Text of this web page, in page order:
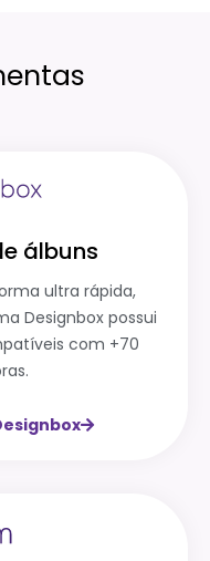
álbuns
ultra rápida,
Designbox possui
com +70